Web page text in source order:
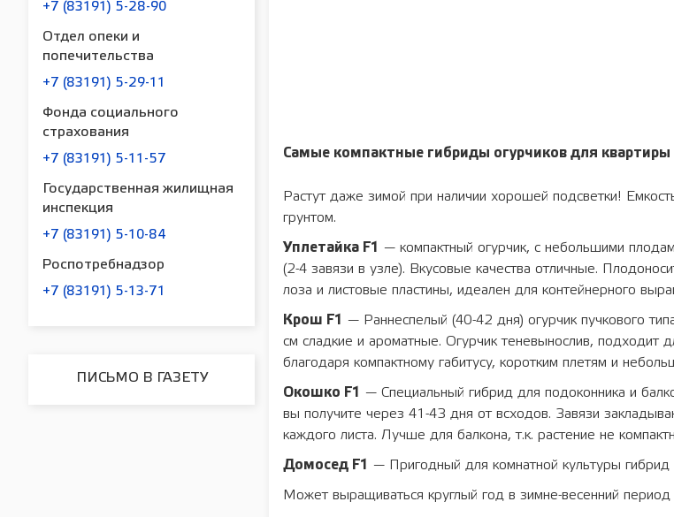
+7 (83191) 5-28-90
Отдел опеки и
попечительства
+7 (83191) 5-29-11
Фонда социального
страхования
+7 (83191) 5-11-57
Государственная жилищная
инспекция
+7 (83191) 5-10-84
Роспотребнадзор
+7 (83191) 5-13-71
ПИСЬМО В ГАЗЕТУ
Самые компактные гибриды огурчиков для квартиры
Растут даже зимой при наличии хорошей подсветки!
грунтом.
Уплетайка F1
— компактный огурчик, с небольшими
(2-4 завязи в узле). Вкусовые качества отличные.
лоза и листовые пластины, идеален для контейнерного
Крош F1
— Рaннеспелый (40-42 дня) огурчик пучкового
см сладкие и ароматные. Огурчик теневынослив, подходит
благодаря компактному габитусу, коротким плетям и
Окошко F1
— Специальный гибрид для подоконника и
вы получите через 41-43 дня от всходов. Завязи
каждого листа. Лучше для балкона, т.к. растение не
Домосед F1 — Пригодный для комнатной культуры гибрид
Может выращиваться круглый год в зимне-весенний период